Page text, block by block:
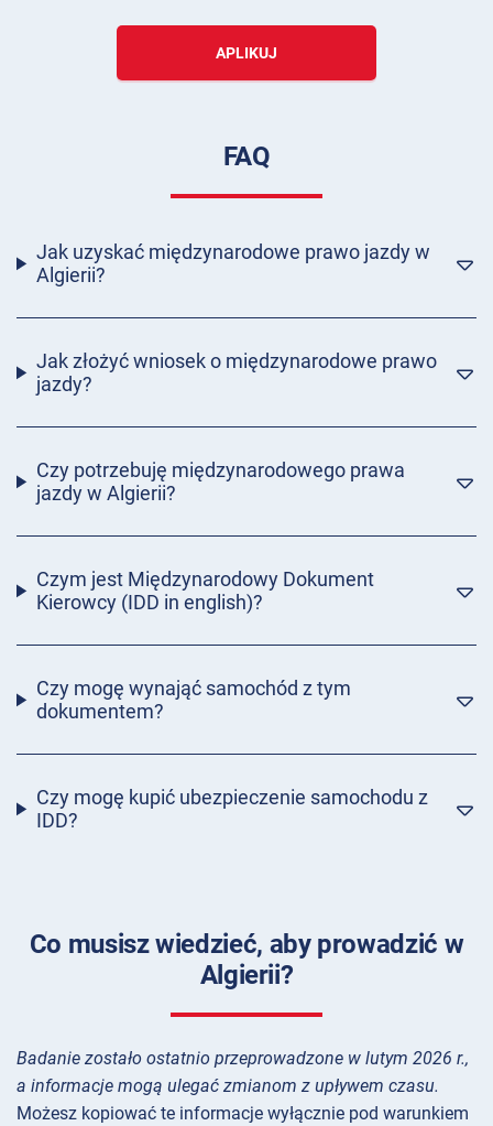
APLIKUJ
FAQ
Jak uzyskać międzynarodowe prawo jazdy w
Algierii?
Jak złożyć wniosek o międzynarodowe prawo
jazdy?
Czy potrzebuję międzynarodowego prawa
jazdy w Algierii?
Czym jest Międzynarodowy Dokument
Kierowcy (IDD in english)?
Czy mogę wynająć samochód z tym
dokumentem?
Czy mogę kupić ubezpieczenie samochodu z
IDD?
Co musisz wiedzieć, aby prowadzić w
Algierii?
Badanie zostało ostatnio przeprowadzone w lutym 2026 r.,
a informacje mogą ulegać zmianom z upływem czasu.
Możesz kopiować te informacje wyłącznie pod warunkiem